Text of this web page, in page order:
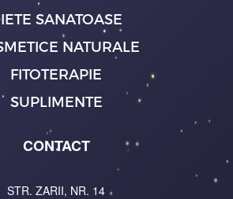
SANATOASE
NATURALE
FITOTERAPIE
SUPLIMENTE
CONTACT
STR. ZARII, NR. 14